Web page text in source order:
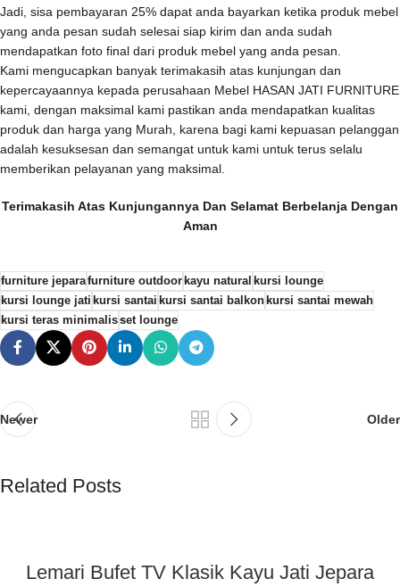
Jadi, sisa pembayaran 25% dapat anda bayarkan ketika produk mebel
yang anda pesan sudah selesai siap kirim dan anda sudah
mendapatkan foto final dari produk mebel yang anda pesan.
Kami mengucapkan banyak terimakasih atas kunjungan dan
kepercayaannya kepada perusahaan Mebel HASAN JATI FURNITURE
kami, dengan maksimal kami pastikan anda mendapatkan kualitas
produk dan harga yang Murah, karena bagi kami kepuasan pelanggan
adalah kesuksesan dan semangat untuk kami untuk terus selalu
memberikan pelayanan yang maksimal.
Terimakasih Atas Kunjungannya Dan Selamat Berbelanja Dengan
Aman
furniture jeparafurniture outdoorkayu natural kursi lounge
kursi lounge jati kursi santai kursi santai balkonkursi santai mewah
kursi teras minimalisset lounge
Newer Older
Related Posts
Lemari Bufet TV Klasik Kayu Jati Jepara